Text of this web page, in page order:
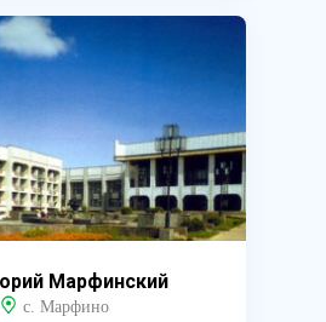
Марфинский
с. Марфино